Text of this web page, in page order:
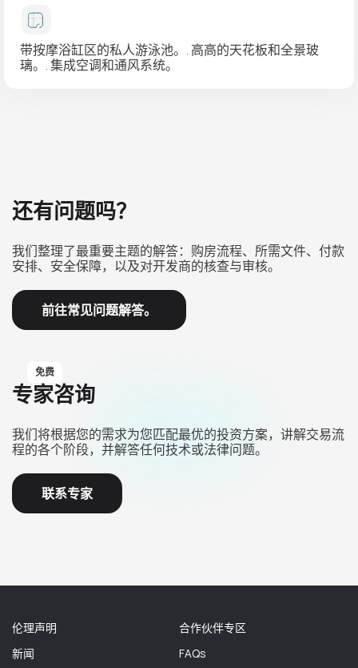
带按摩浴缸区的私人游泳池。. 高高的天花板和全景玻
璃。. 集成空调和通风系统。
还有问题吗？
我们整理了最重要主题的解答：购房流程、所需文件、付款
安排、安全保障，以及对开发商的核查与审核。
前往常见问题解答。
免费
专家咨询
我们将根据您的需求为您匹配最优的投资方案，讲解交易流
程的各个阶段，并解答任何技术或法律问题。
联系专家
伦理声明
新闻
合作伙伴专区
FAQs